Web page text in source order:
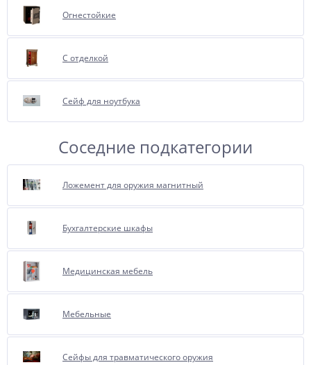
Вас об этой опции.
Огнестойкие
С отделкой
Сейф для ноутбука
Соседние подкатегории
Ложемент для оружия магнитный
Бухгалтерские шкафы
Медицинская мебель
Мебельные
Сейфы для травматического оружия